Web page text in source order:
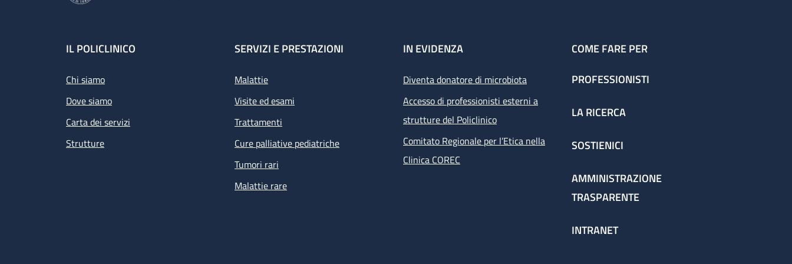
Footer
IL POLICLINICO
Chi siamo
Dove siamo
Carta dei servizi
Strutture
SERVIZI E PRESTAZIONI
Malattie
Visite ed esami
Trattamenti
Cure palliative pediatriche
Tumori rari
Malattie rare
IN EVIDENZA
Diventa donatore di microbiota
Accesso di professionisti esterni a
strutture del Policlinico
Comitato Regionale per l’Etica nella
Clinica COREC
COME FARE PER
PROFESSIONISTI
LA RICERCA
SOSTIENICI
AMMINISTRAZIONE
TRASPARENTE
INTRANET